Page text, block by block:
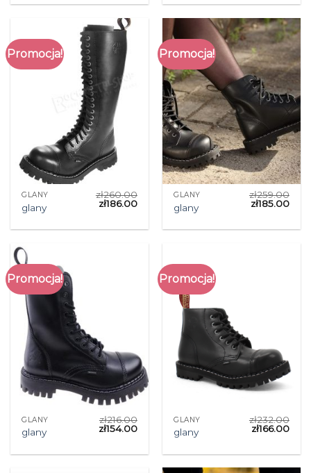
Promocja!
GLANY
glany
zł260.00
zł186.00
Promocja!
GLANY
glany
zł259.00
zł185.00
Promocja!
GLANY
glany
zł216.00
zł154.00
Promocja!
GLANY
glany
zł232.00
zł166.00